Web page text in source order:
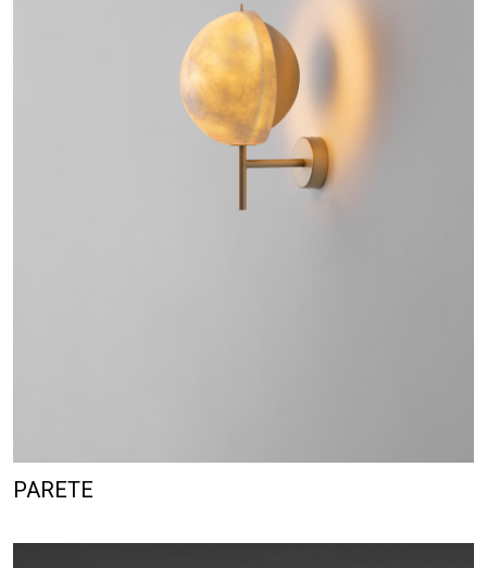
PARETE